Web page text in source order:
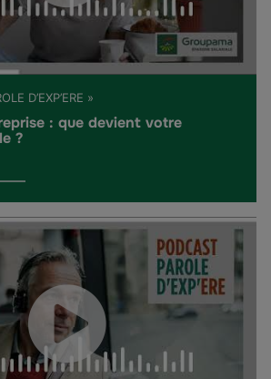
D’EXP’ERE »
: que devient votre
?